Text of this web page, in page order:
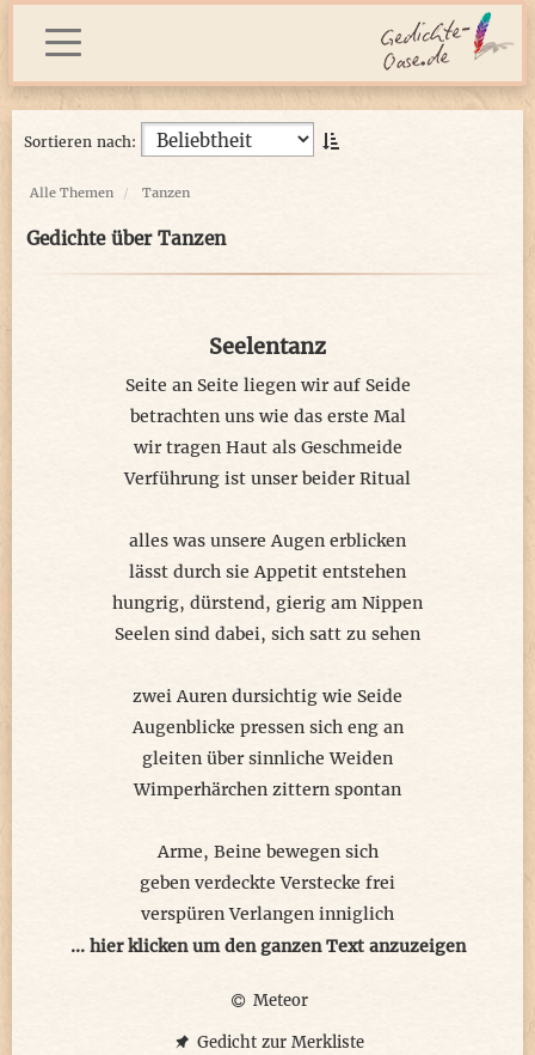
Sortieren nach:
Alle Themen Tanzen
Gedichte über Tanzen
Seelentanz
Seite an Seite liegen wir auf Seide
betrachten uns wie das erste Mal
wir tragen Haut als Geschmeide
Verführung ist unser beider Ritual
alles was unsere Augen erblicken
lässt durch sie Appetit entstehen
hungrig, dürstend, gierig am Nippen
Seelen sind dabei, sich satt zu sehen
zwei Auren dursichtig wie Seide
Augenblicke pressen sich eng an
gleiten über sinnliche Weiden
Wimperhärchen zittern spontan
Arme, Beine bewegen sich
geben verdeckte Verstecke frei
verspüren Verlangen inniglich
Lust auf Seelentanz für zwei
© meteor 2025
... hier klicken um den ganzen Text anzuzeigen
Meteor
Gedicht zur Merkliste